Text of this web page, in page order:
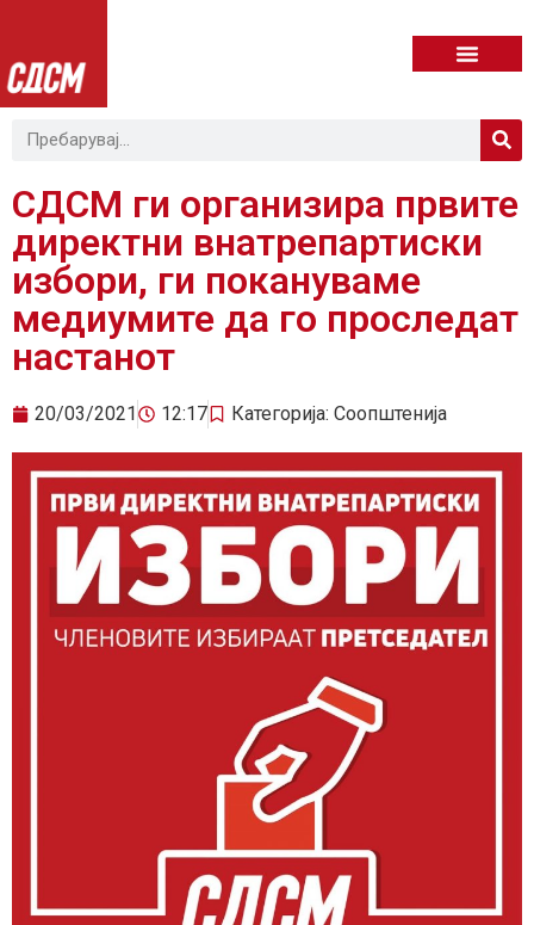
СДСМ ги организира првите
директни внатрепартиски
избори, ги покануваме
медиумите да го проследат
настанот
20/03/2021 12:17 Категорија: Соопштенија